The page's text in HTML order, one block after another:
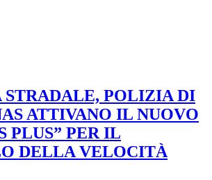
STRADALE, POLIZIA DI
ATTIVANO IL NUOVO
PLUS” PER IL
DELLA VELOCITÀ